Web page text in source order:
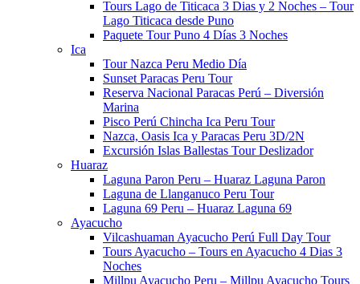
Tours Lago de Titicaca 3 Dias y 2 Noches – Tour
Lago Titicaca desde Puno
Paquete Tour Puno 4 Días 3 Noches
Ica
Tour Nazca Peru Medio Día
Sunset Paracas Peru Tour
Reserva Nacional Paracas Perú – Diversión
Marina
Pisco Perú Chincha Ica Peru Tour
Nazca, Oasis Ica y Paracas Peru 3D/2N
Excursión Islas Ballestas Tour Deslizador
Huaraz
Laguna Paron Peru – Huaraz Laguna Paron
Laguna de Llanganuco Peru Tour
Laguna 69 Peru – Huaraz Laguna 69
Ayacucho
Vilcashuaman Ayacucho Perú Full Day Tour
Tours Ayacucho – Tours en Ayacucho 4 Dias 3
Noches
Millpu Ayacucho Peru – Millpu Ayacucho Tours